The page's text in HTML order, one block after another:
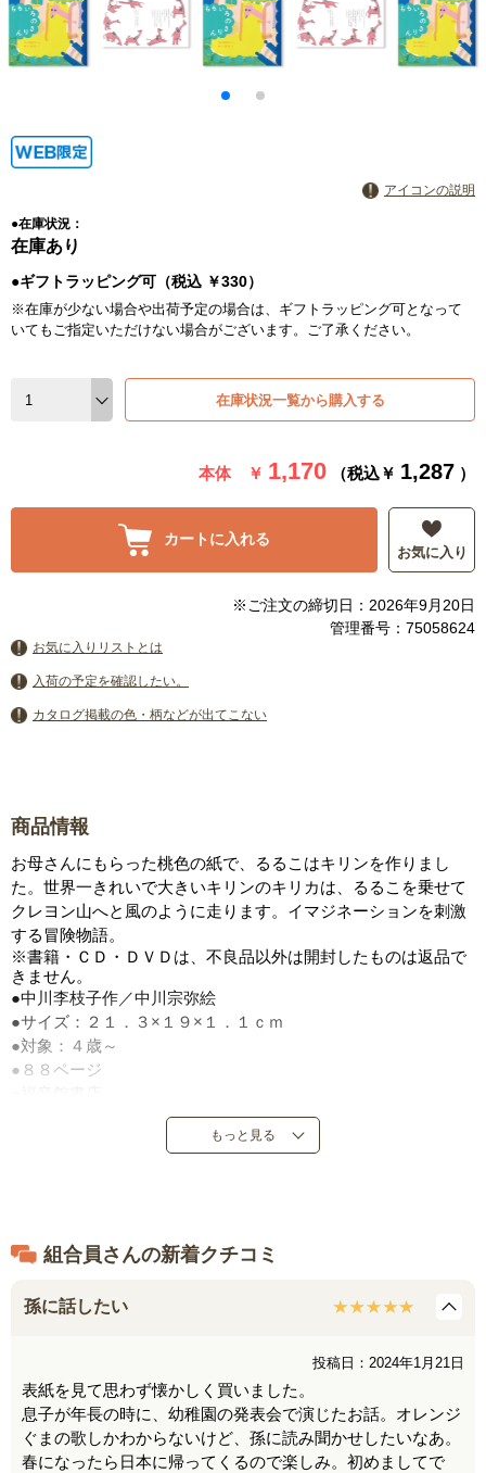
アイコンの説明
●在庫状況：
在庫あり
●ギフトラッピング可（税込 ￥330）
※在庫が少ない場合や出荷予定の場合は、ギフトラッピング可となって
いてもご指定いただけない場合がございます。ご了承ください。
在庫状況一覧から購入する
本体 ￥ 1,170 （税込￥ 1,287 ）
カートに入れる
お気に入り
※ご注文の締切日：2026年9月20日
管理番号：75058624
お気に入りリストとは
入荷の予定を確認したい。
カタログ掲載の色・柄などが出てこない
商品情報
お母さんにもらった桃色の紙で、るるこはキリンを作りまし
た。世界一きれいで大きいキリンのキリカは、るるこを乗せて
クレヨン山へと風のように走ります。イマジネーションを刺激
する冒険物語。
※書籍・ＣＤ・ＤＶＤは、不良品以外は開封したものは返品で
きません。
●中川李枝子作／中川宗弥絵
●サイズ：２１．３×１９×１．１ｃｍ
●対象：４歳～
●８８ページ
●定価：１，４３０円（税込）
もっと見る
組合員さんの新着クチコミ
孫に話したい
投稿日：2024年1月21日
表紙を見て思わず懐かしく買いました。
息子が年長の時に、幼稚園の発表会で演じたお話。オレンジ
ぐまの歌しかわからないけど、孫に読み聞かせしたいなあ。
春になったら日本に帰ってくるので楽しみ。初めましてで